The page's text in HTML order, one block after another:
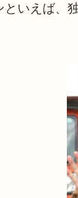
といえば、